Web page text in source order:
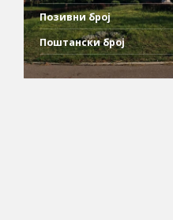
Позивни број
Поштански број